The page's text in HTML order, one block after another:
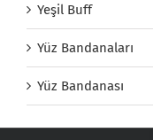
Yeşil Buff
Yüz Bandanaları
Yüz Bandanası